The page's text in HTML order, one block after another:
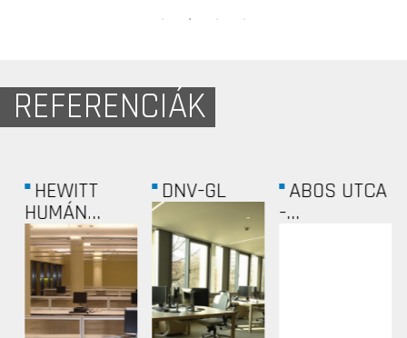
REFERENCIÁK
HEWITT
HUMÁN...
DNV-GL
ABOS UTCA
-...